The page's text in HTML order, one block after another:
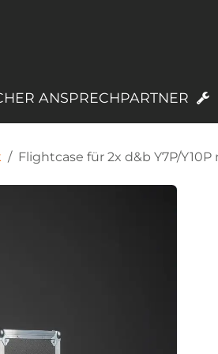
ANSPRECHPARTNER
Flightcase für 2x d&b Y7P/